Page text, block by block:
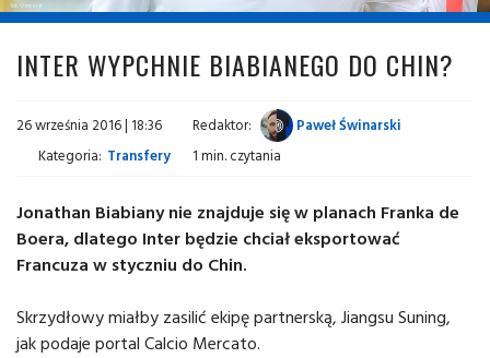
fot. © inter.it
INTER WYPCHNIE BIABIANEGO DO CHIN?
26 września 2016 | 18:36 Redaktor:
Paweł Świnarski
Kategoria: Transfery 1 min. czytania
Jonathan Biabiany nie znajduje się w planach Franka de
Boera, dlatego Inter będzie chciał eksportować
Francuza w styczniu do Chin.
Skrzydłowy miałby zasilić ekipę partnerską, Jiangsu Suning,
jak podaje portal Calcio Mercato.